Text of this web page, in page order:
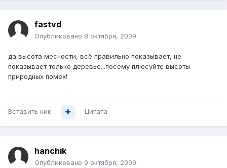
fastvd
Опубликовано 8 октября, 2009
да высота месности, всё правильно показывает, не
показывает только деревье...посему плюсуйте высоты
природных помех!
Вставить ник Цитата
hanchik
Опубликовано 9 октября, 2009